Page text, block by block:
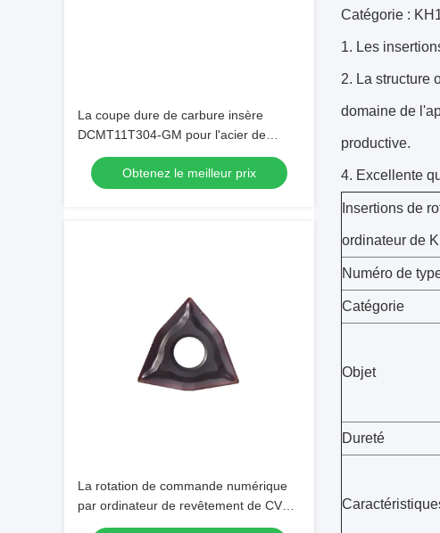
La coupe dure de carbure insère
DCMT11T304-GM pour l'acier de
usinage
Obtenez le meilleur prix
La rotation de commande numérique
par ordinateur de revêtement de CVD
insère des outils de coupe de carbure
Catégorie :
1. Les
2. La structure
domaine de
productive.
4. Excellente
Insertions de
ordinateur de
Numéro de
Catégorie
Objet
Dureté